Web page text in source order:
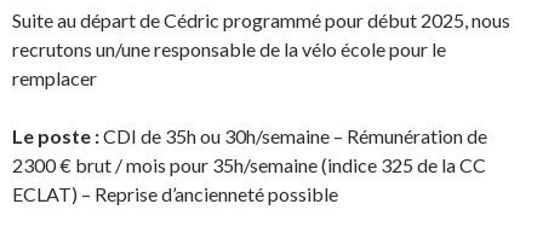
Suite au départ de Cédric programmé pour début 2025, nous
recrutons un/une responsable de la vélo école pour le
remplacer
Le poste :CDI de 35h ou 30h/semaine – Rémunération de
2300 € brut / mois pour 35h/semaine (indice 325 de la CC
ECLAT) – Reprise d’ancienneté possible